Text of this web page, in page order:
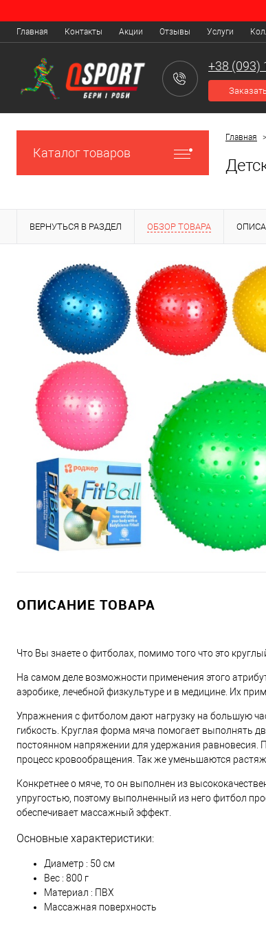
Главная Контакты Акции Отзывы Услуги
+38 (093)
Каталог товаров
Главная >
ВЕРНУТЬСЯ В РАЗДЕЛ ОБЗОР ТОВАРА
ОПИСАНИЕ ТОВАРА
Что Вы знаете о фитболах, помимо того что это
На самом деле возможности применения этого
аэробике, лечебной физкультуре и в медицине. Их
Упражнения с фитболом дают нагрузку на большую
гибкость. Круглая форма мяча помогает выполнять
постоянном напряжении для удержания равновесия.
процесс кровообращения. Так же уменьшаются
Конкретнее о мяче, то он выполнен из
упругостью, поэтому выполненный из него фитбол
обеспечивает массажный эффект.
Основные характеристики:
Диаметр : 50 см
Вес : 800 г
Материал : ПВХ
Массажная поверхность